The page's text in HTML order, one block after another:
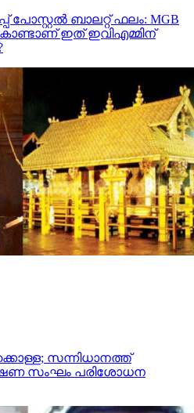
പോസ്റ്റൽ ബാലറ്റ് ഫലം: MGB
ഇത് ഇവിഎമ്മിന്
സന്നിധാനത്ത്
സംഘം പരിശോധന